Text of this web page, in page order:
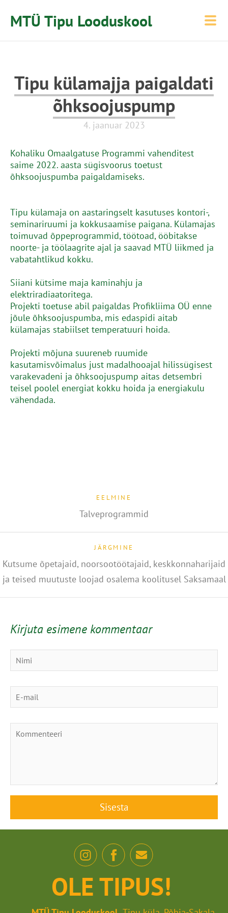
MTÜ Tipu Looduskool
Tipu külamajja paigaldati
õhksoojuspump
4. jaanuar 2023
Kohaliku Omaalgatuse Programmi vahenditest
saime 2022. aasta sügisvoorus toetust
õhksoojuspumba paigaldamiseks.
Tipu külamaja on aastaringselt kasutuses kontori-,
seminariruumi ja kokkusaamise paigana. Külamajas
toimuvad õppeprogrammid, töötoad, ööbitakse
noorte- ja töölaagrite ajal ja saavad MTÜ liikmed ja
vabatahtlikud kokku.
Siiani kütsime maja kaminahju ja
elektriradiaatoritega.
Projekti toetuse abil paigaldas Profikliima OÜ enne
jõule õhksoojuspumba, mis edaspidi aitab
külamajas stabiilset temperatuuri hoida.
Projekti mõjuna suureneb ruumide
kasutamisvõimalus just madalhooajal hilissügisest
varakevadeni ja õhksoojuspump aitas detsembri
teisel poolel energiat kokku hoida ja energiakulu
vähendada.
EELMINE
Talveprogrammid
JÄRGMINE
Kutsume õpetajaid, noorsootöötajaid, keskkonnaharijaid
ja teised muutuste loojad osalema koolitusel Saksamaal
Kirjuta esimene kommentaar
OLE TIPUS!